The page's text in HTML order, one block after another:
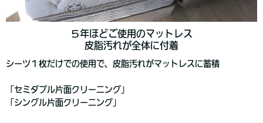
５年ほどご使用のマットレス
皮脂汚れが全体に付着
シーツ１枚だけでの使用で、皮脂汚れがマットレスに蓄積
「セミダブル片面クリーニング」
「シングル片面クリーニング」